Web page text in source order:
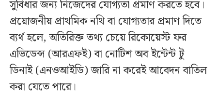
সুবিধার জন্য নিজেদের যোগ্যতা প্রমাণ করতে হবে।
প্রয়োজনীয় প্রাথমিক নথি বা যোগ্যতার প্রমাণ দিতে
ব্যর্থ হলে, অতিরিক্ত তথ্য চেয়ে রিকোয়েস্ট ফর
এভিডেন্স (আরএফই) বা নোটিশ অব ইন্টেন্ট টু
ডিনাই (এনওআইডি) জারি না করেই আবেদন বাতিল
করা যেতে পারে।